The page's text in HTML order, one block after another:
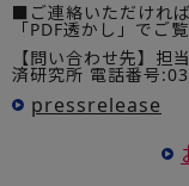
■ご連絡いただけれ
「PDF透かし」でご
【問い合わせ先】
済研究所 電話番号
pressrelease